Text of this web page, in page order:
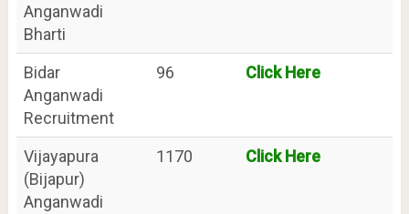
Anganwadi
Bharti
Bidar
Anganwadi
Recruitment
96 Click Here
Vijayapura
(Bijapur)
Anganwadi
1170 Click Here